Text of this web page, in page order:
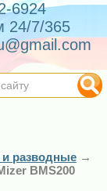
6924
24/7/365
и разводные →
BMS200